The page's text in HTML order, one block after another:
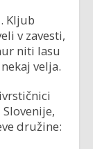
Kljub
v zavesti,
niti lasu
velja.
družine: